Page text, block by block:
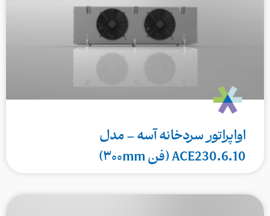
اواپراتور سردخانه آسه – مدل
ACE230.6.10 (فن ۳۰۰mm)